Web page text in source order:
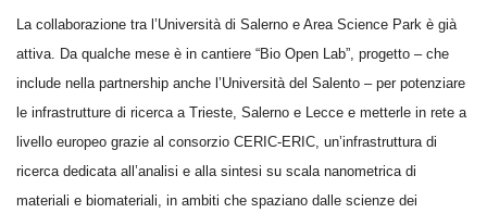
La collaborazione tra l’Università di Salerno e Area Science Park è già
attiva. Da qualche mese è in cantiere “Bio Open Lab”, progetto – che
include nella partnership anche l’Università del Salento – per potenziare
le infrastrutture di ricerca a Trieste, Salerno e Lecce e metterle in rete a
livello europeo grazie al consorzio CERIC-ERIC, un’infrastruttura di
ricerca dedicata all’analisi e alla sintesi su scala nanometrica di
materiali e biomateriali, in ambiti che spaziano dalle scienze dei